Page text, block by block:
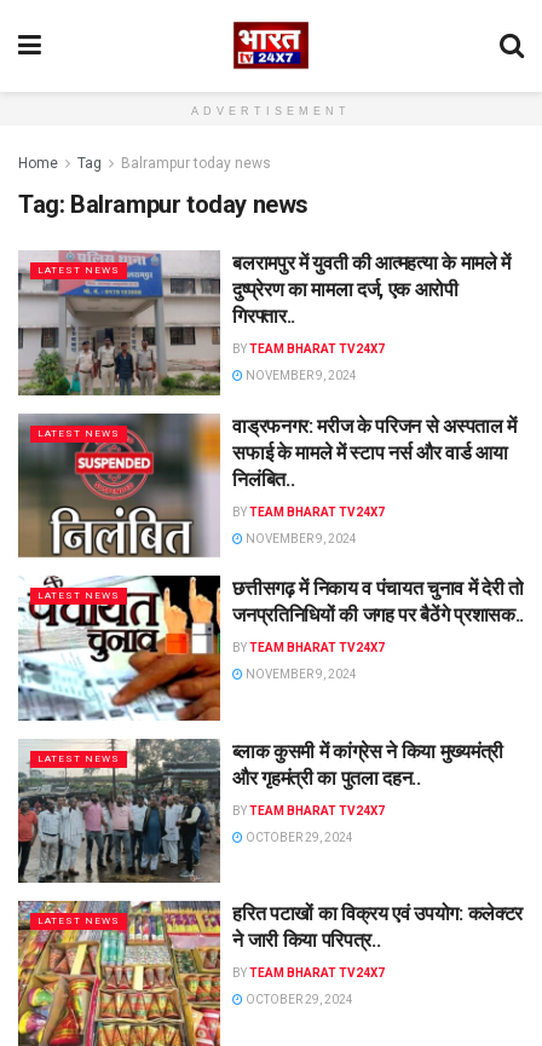
ADVERTISEMENT
Home Tag Balrampur today news
Tag: Balrampur today news
LATEST NEWS
बलरामपुर में युवती की आत्महत्या के मामले में
दुष्प्रेरण का मामला दर्ज, एक आरोपी
गिरफ्तार..
BYTEAM BHARAT TV24X7
NOVEMBER 9, 2024
LATEST NEWS
वाड्रफनगर: मरीज के परिजन से अस्पताल में
सफाई के मामले में स्टाप नर्स और वार्ड आया
निलंबित..
BYTEAM BHARAT TV24X7
NOVEMBER 9, 2024
LATEST NEWS
छत्तीसगढ़ में निकाय व पंचायत चुनाव में देरी तो
जनप्रतिनिधियों की जगह पर बैठेंगे प्रशासक..
BYTEAM BHARAT TV24X7
NOVEMBER 9, 2024
LATEST NEWS
ब्लाक कुसमी में कांग्रेस ने किया मुख्यमंत्री
और गृहमंत्री का पुतला दहन..
BYTEAM BHARAT TV24X7
OCTOBER 29, 2024
LATEST NEWS
हरित पटाखों का विक्रय एवं उपयोग: कलेक्टर
ने जारी किया परिपत्र..
BYTEAM BHARAT TV24X7
OCTOBER 29, 2024